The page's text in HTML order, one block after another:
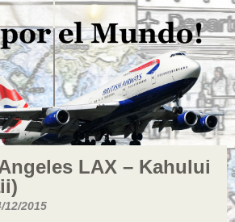
LAX – Kahului
12/2015